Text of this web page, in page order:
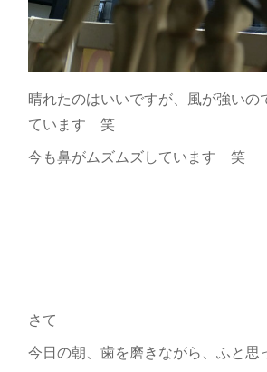
晴れたのはいいですが、風が強いの
ています 笑
今も鼻がムズムズしています 笑
さて
今日の朝、歯を磨きながら、ふと思